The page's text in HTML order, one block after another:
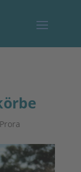
Prora